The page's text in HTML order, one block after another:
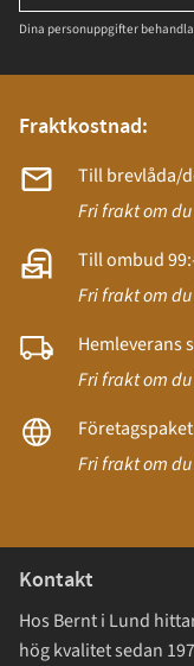
Dina personuppgifter
Fraktkostnad:
Till brevlåda/
Fri frakt om
Till ombud
Fri frakt om
Hemleverans
Fri frakt om
Fri frakt om
Kontakt
Hos Bernt i Lund
hög kvalitet sedan